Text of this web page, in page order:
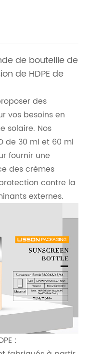
de bouteille de
de HDPE de
des
vos besoins en
solaire. Nos
de 30 ml et 60 ml
fournir une
des crèmes
contre la
externes.
: